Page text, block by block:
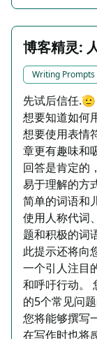
博客精灵:
Writing Prompts
先试后信任
想要知道如何
想要使用表情
章更有趣味和
回答是肯定的
易于理解的方
简单的词语和
使用人称代词
题和积极的词
此提示还将向
一个引人注目
和呼吁行动。
的5个常见问
您将能够撰写
在写作时也将